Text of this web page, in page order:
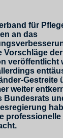
für
an das
Vorschläge der
veröffentlicht
Gestreite
weiter
Bundesrats
professionelle